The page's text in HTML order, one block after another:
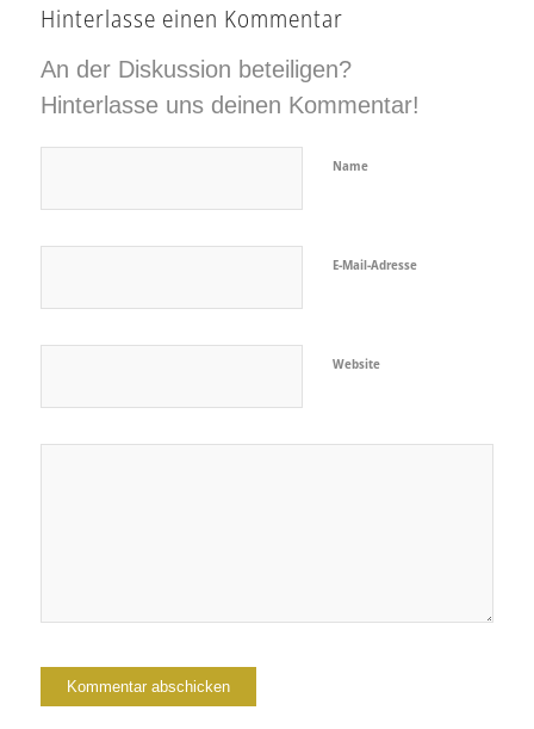
Hinterlasse einen Kommentar
An der Diskussion beteiligen?
Hinterlasse uns deinen Kommentar!
Name
E-Mail-Adresse
Website